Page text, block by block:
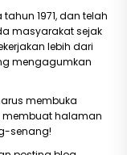
1971, dan telah
masyarakat sejak
lebih dari
mengagumkan
membuka
halaman
senang!